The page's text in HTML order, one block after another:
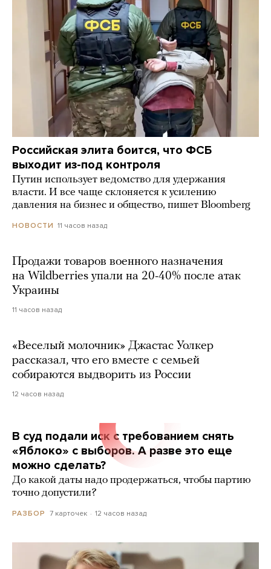
Российская элита боится, что ФСБ
выходит из-под контроля
Путин использует ведомство для удержания
власти. И все чаще склоняется к усилению
давления на бизнес и общество, пишет Bloomberg
НОВОСТИ 11 часов назад
Продажи товаров военного назначения
на Wildberries упали на 20-40% после атак
Украины
11 часов назад
«Веселый молочник» Джастас Уолкер
рассказал, что его вместе с семьей
собираются выдворить из России
12 часов назад
В суд подали иск с требованием снять
«Яблоко» с выборов. А разве это еще
можно сделать?
До какой даты надо продержаться, чтобы партию
точно допустили?
РАЗБОР 7 карточек 12 часов назад